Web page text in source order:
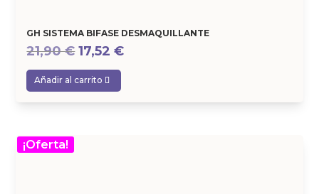
GH SISTEMA BIFASE DESMAQUILLANTE
21,90€ El
precio
original
era:
17,52€El
es:
Añadir al carrito
¡Oferta!